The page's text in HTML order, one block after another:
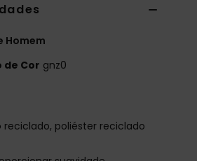
Homem
de Cor gnz0
reciclado, poliéster reciclado